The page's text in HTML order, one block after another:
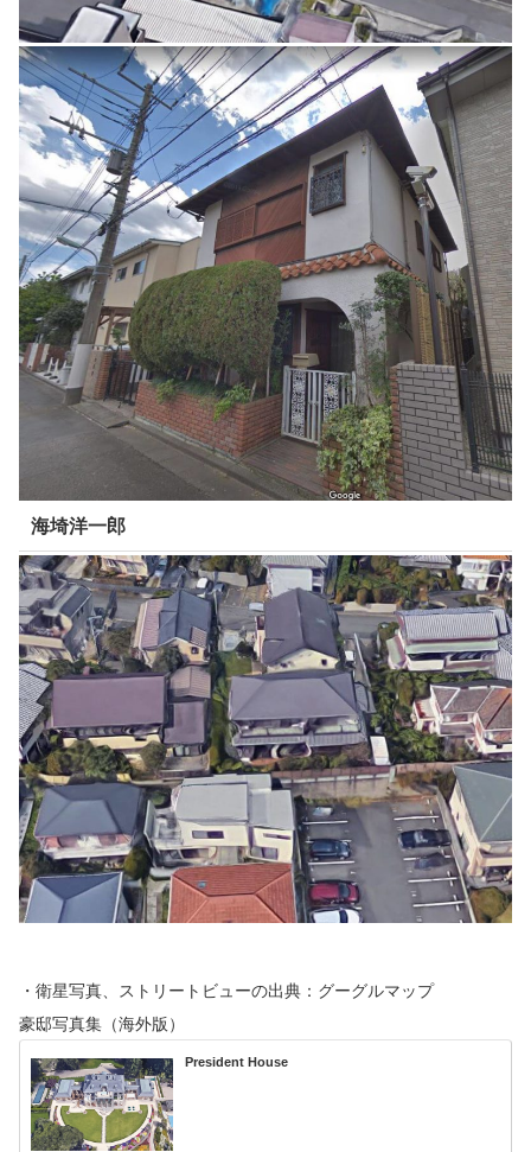
海埼洋一郎
・衛星写真、ストリートビューの出典：グーグルマップ
豪邸写真集（海外版）
President House